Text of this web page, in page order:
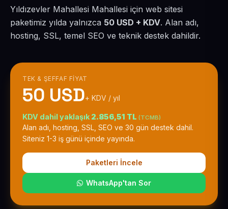
Yıldızevler Mahallesi Mahallesi için web sitesi
paketimiz yılda yalnızca 50 USD + KDV. Alan adı,
hosting, SSL, temel SEO ve teknik destek dahildir.
TEK & ŞEFFAF FIYAT
50 USD+ KDV / yıl
KDV dahil yaklaşık 2.856,51 TL (TCMB)
Alan adı, hosting, SSL, SEO ve 30 gün destek dahil.
Siteniz 1-3 iş günü içinde yayında.
Paketleri İncele
WhatsApp'tan Sor